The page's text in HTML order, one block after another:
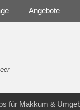
Angebote
für Makkum &